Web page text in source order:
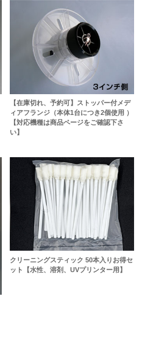
【在庫切れ、予約可】ストッパー付メデ
ィアフランジ（本体1台につき2個使用 ）
【対応機種は商品ページをご確認下さ
い】
クリーニングスティック 50本入りお得セ
ット【水性、溶剤、UVプリンター用】